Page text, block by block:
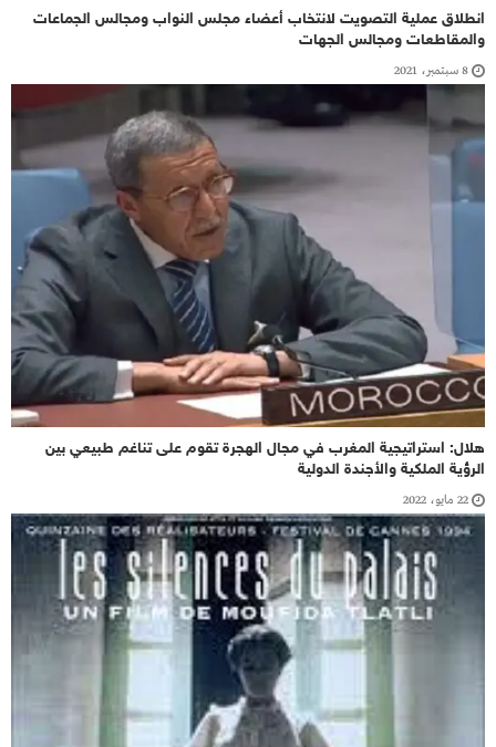
انطلاق عملية التصويت لانتخاب أعضاء مجلس النواب ومجالس الجماعات
والمقاطعات ومجالس الجهات
8 سبتمبر، 2021
هلال: استراتيجية المغرب في مجال الهجرة تقوم على تناغم طبيعي بين
الرؤية الملكية والأجندة الدولية
22 مايو، 2022